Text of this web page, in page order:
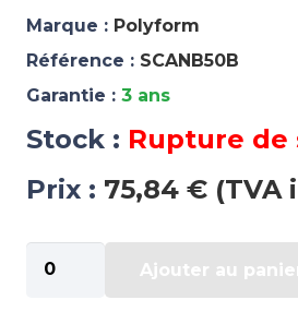
Marque : Polyform
Référence : SCANB50B
Garantie : 3 ans
Stock : Rupture de
Prix : 75,84 € (TVA
de
Ajouter au